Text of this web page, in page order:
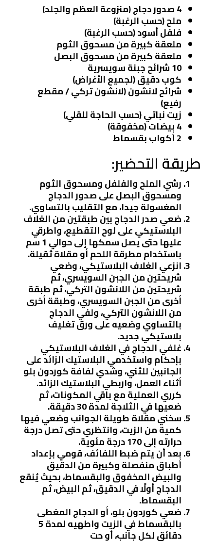
4 صدور دجاج (منزوعة العظم والجلد)
ملح (حسب الرغبة)
فلفل أسود (حسب الرغبة)
ملعقة كبيرة من مسحوق الثوم
ملعقة كبيرة من مسحوق البصل
10 شرائح جبنة سويسرية
كوب دقيق (لجميع الأغراض)
شرائح لانشون (لانشون تركي / مقطع
رفيع)
زيت نباتي (حسب الحاجة للقلي)
4 بيضات (مخفوقة)
2 أكواب بقسماط
طريقة التحضير:
رشي الملح والفلفل ومسحوق الثوم
ومسحوق البصل على صدور الدجاج
المغسولة جيدًا، مع التقليب بالتساوي.
ضعي صدر الدجاج بين طبقتين من الغلاف
البلاستيكي على لوح التقطيع، واطرقي
عليها حتى يصل سمكها إلى حوالي 1 سم
باستخدام مطرقة اللحم أو مقلاة ثقيلة.
انزعي الغلاف البلاستيكي، وضعي
شريحتين من الجبن السويسري، ثم
شريحتين من اللانشون التركي، ثم طبقة
أخرى من الجبن السويسري، وطبقة أخرى
من اللانشون التركي، ولفي الدجاج
بالتساوي وضعيه على ورق تغليف
بلاستيكي جديد.
غلفي الدجاج في الغلاف البلاستيكي
بإحكام واستخدمي البلاستيك الزائد على
الجانبين للثني، وشدي لفافة كوردون بلو
أثناء العمل، واربطي البلاستيك الزائد.
كرري العملية مع باقي المكونات، ثم
ضعيها في الثلاجة لمدة 30 دقيقة.
سخني مقلاة طويلة الجوانب وضعي فيها
كمية من الزيت، وانتظري حتى تصل درجة
حرارته إلى 170 درجة مئوية.
بعد أن يتم ضبط اللفائف، قومي بإعداد
أطباق منفصلة وكبيرة من الدقيق
والبيض المخفوق والبقسماط، بحيث يُنقع
الدجاج أولًا في الدقيق، ثم البيض، ثم
البقسماط.
ضعي كوردون بلو، أو الدجاج المغطى
بالبقسماط في الزيت واطهيه لمدة 5
دقائق لكل جانب، أو حت